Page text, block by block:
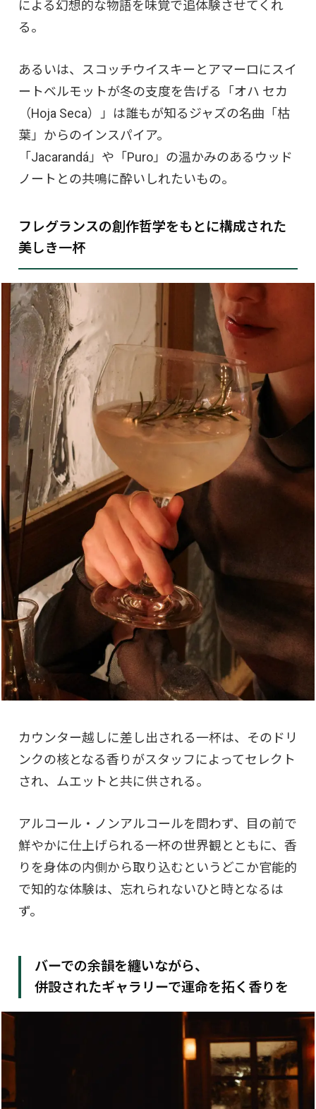
による幻想的な物語を味覚で追体験させてくれ
る。
あるいは、スコッチウイスキーとアマーロにスイ
ートベルモットが冬の支度を告げる「オハ セカ
（Hoja Seca）」は誰もが知るジャズの名曲「枯
葉」からのインスパイア。
「Jacarandá」や「Puro」の温かみのあるウッド
ノートとの共鳴に酔いしれたいもの。
フレグランスの創作哲学をもとに構成された
美しき一杯
カウンター越しに差し出される一杯は、そのドリ
ンクの核となる香りがスタッフによってセレクト
され、ムエットと共に供される。
アルコール・ノンアルコールを問わず、目の前で
鮮やかに仕上げられる一杯の世界観とともに、香
りを身体の内側から取り込むというどこか官能的
で知的な体験は、忘れられないひと時となるは
ず。
バーでの余韻を纏いながら、
併設されたギャラリーで運命を拓く香りを